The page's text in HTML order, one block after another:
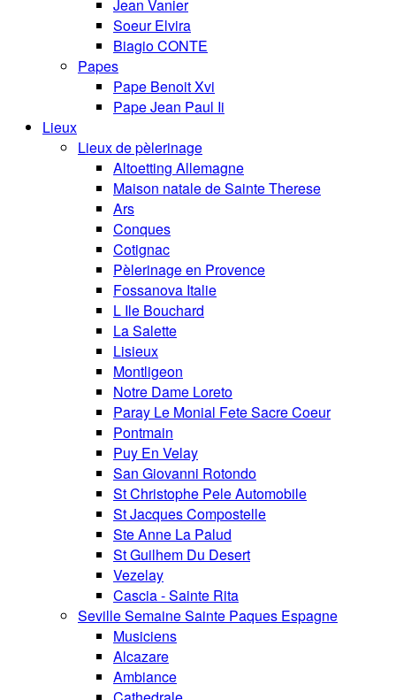
Jean Vanier
Soeur Elvira
Biagio CONTE
Papes
Pape Benoit Xvi
Pape Jean Paul Ii
Lieux
Lieux de pèlerinage
Altoetting Allemagne
Maison natale de Sainte Therese
Ars
Conques
Cotignac
Pèlerinage en Provence
Fossanova Italie
L Ile Bouchard
La Salette
Lisieux
Montligeon
Notre Dame Loreto
Paray Le Monial Fete Sacre Coeur
Pontmain
Puy En Velay
San Giovanni Rotondo
St Christophe Pele Automobile
St Jacques Compostelle
Ste Anne La Palud
St Guilhem Du Desert
Vezelay
Cascia - Sainte Rita
Seville Semaine Sainte Paques Espagne
Musiciens
Alcazare
Ambiance